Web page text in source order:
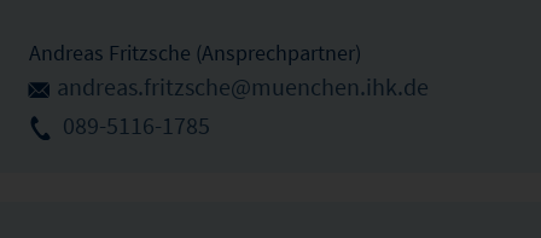
Andreas Fritzsche (Ansprechpartner)
andreas.fritzsche@muenchen.ihk.de
089-5116-1785